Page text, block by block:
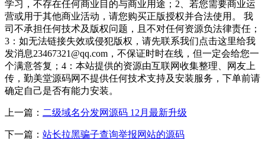
学习，不存在任何商业目的与商业用途；2、若您需要商业运
营或用于其他商业活动，请您购买正版授权并合法使用。 我
司不承担任何技术及版权问题，且不对任何资源负法律责任；
3：如无法链接失效或侵犯版权，请先联系我们点击这里给我
发消息23467321@qq.com，不保证时时在线，但一定会给您一
个满意答复；4：本站提供的资源由互联网收集整理、网友上
传，勤美堂源码网不提供任何技术支持及安装服务，下单前请
确定自己是否有能力安装。
上一篇： 二级域名分发网源码 12月最新升级
下一篇： 站长拉黑骗子查询举报网站的源码